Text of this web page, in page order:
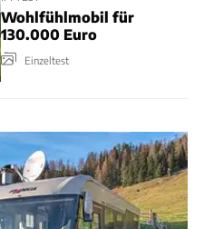
Wohlfühlmobil für
130.000 Euro
Einzeltest